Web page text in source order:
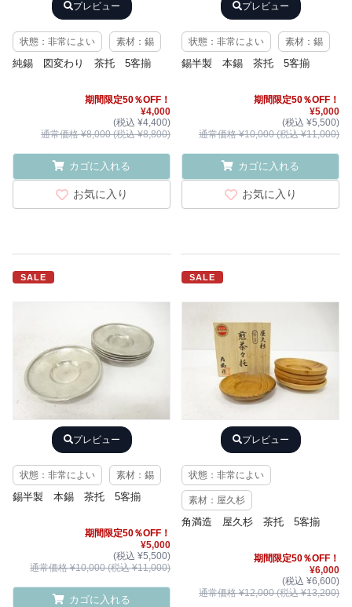
プレビュー
状態：非常によい 素材：錫
純錫 図変わり 茶托 5客揃
期間限定50％OFF！
¥4,000
(税込 ¥4,400)
通常価格 ¥8,000 (税込 ¥8,800)
カゴに入れる
お気に入り
プレビュー
状態：非常によい 素材：錫
錫半製 本錫 茶托 5客揃
期間限定50％OFF！
¥5,000
(税込 ¥5,500)
通常価格 ¥10,000 (税込 ¥11,000)
カゴに入れる
お気に入り
SALE
プレビュー
状態：非常によい 素材：錫
錫半製 本錫 茶托 5客揃
期間限定50％OFF！
¥5,000
(税込 ¥5,500)
通常価格 ¥10,000 (税込 ¥11,000)
カゴに入れる
SALE
プレビュー
状態：非常によい
素材：屋久杉
角満造 屋久杉 茶托 5客揃
期間限定50％OFF！
¥6,000
(税込 ¥6,600)
通常価格 ¥12,000 (税込 ¥13,200)